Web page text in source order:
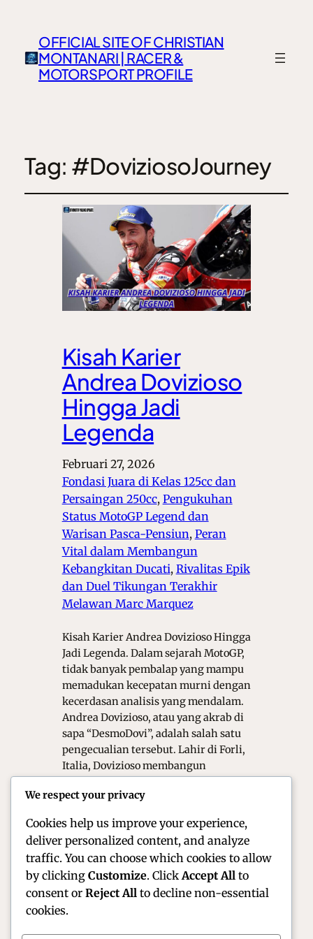
OFFICIAL SITE OF CHRISTIAN
MONTANARI | RACER &
MOTORSPORT PROFILE
Tag: #DoviziosoJourney
Kisah Karier
Andrea Dovizioso
Hingga Jadi
Legenda
Februari 27, 2026
Fondasi Juara di Kelas 125cc dan
Persaingan 250cc, Pengukuhan
Status MotoGP Legend dan
Warisan Pasca-Pensiun, Peran
Vital dalam Membangun
Kebangkitan Ducati, Rivalitas Epik
dan Duel Tikungan Terakhir
Melawan Marc Marquez
Kisah Karier Andrea Dovizioso Hingga
Jadi Legenda. Dalam sejarah MotoGP,
tidak banyak pembalap yang mampu
memadukan kecepatan murni dengan
kecerdasan analisis yang mendalam.
Andrea Dovizioso, atau yang akrab di
sapa “DesmoDovi”, adalah salah satu
pengecualian tersebut. Lahir di Forli,
Italia, Dovizioso membangun
tenang, teknis, dan sangat analitis.
We respect your privacy
Cookies help us improve your experience,
deliver personalized content, and analyze
traffic. You can choose which cookies to allow
by clicking Customize. Click Accept All to
consent or Reject All to decline non-essential
cookies.